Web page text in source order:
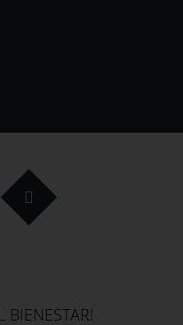
BIENESTAR!